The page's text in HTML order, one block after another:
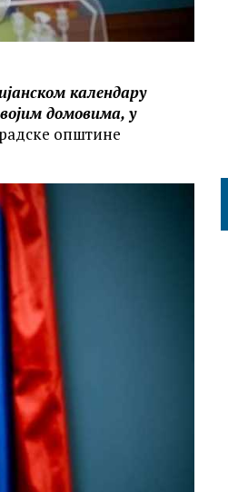
календару
домовима, у
општине